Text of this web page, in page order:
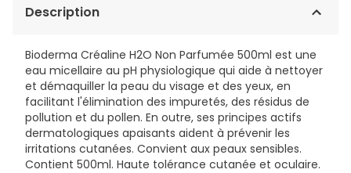
Description
Bioderma Créaline H2O Non Parfumée 500ml est une
eau micellaire au pH physiologique qui aide à nettoyer
et démaquiller la peau du visage et des yeux, en
facilitant l'élimination des impuretés, des résidus de
pollution et du pollen. En outre, ses principes actifs
dermatologiques apaisants aident à prévenir les
irritations cutanées. Convient aux peaux sensibles.
Contient 500ml. Haute tolérance cutanée et oculaire.